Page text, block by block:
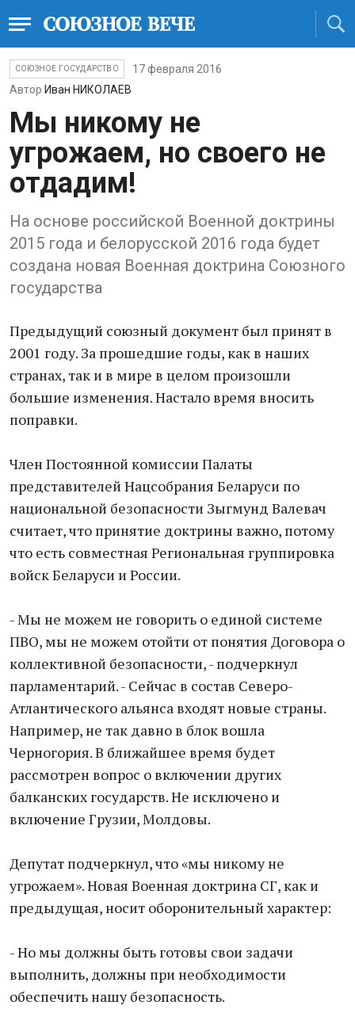
СОЮЗНОЕ ГОСУДАРСТВО
17 февраля 2016
Автор Иван НИКОЛАЕВ
Мы никому не
угрожаем, но своего не
отдадим!
На основе российской Военной доктрины
2015 года и белорусской 2016 года будет
создана новая Военная доктрина Союзного
государства
Предыдущий союзный документ был принят в
2001 году. За прошедшие годы, как в наших
странах, так и в мире в целом произошли
большие изменения. Настало время вносить
поправки.
Член Постоянной комиссии Палаты
представителей Нацсобрания Беларуси по
национальной безопасности Зыгмунд Валевач
считает, что принятие доктрины важно, потому
что есть совместная Региональная группировка
войск Беларуси и России.
- Мы не можем не говорить о единой системе
ПВО, мы не можем отойти от понятия Договора о
коллективной безопасности, - подчеркнул
парламентарий. - Сейчас в состав Северо-
Атлантического альянса входят новые страны.
Например, не так давно в блок вошла
Черногория. В ближайшее время будет
рассмотрен вопрос о включении других
балканских государств. Не исключено и
включение Грузии, Молдовы.
Депутат подчеркнул, что «мы никому не
угрожаем». Новая Военная доктрина СГ, как и
предыдущая, носит оборонительный характер:
- Но мы должны быть готовы свои задачи
выполнить, должны при необходимости
обеспечить нашу безопасность.